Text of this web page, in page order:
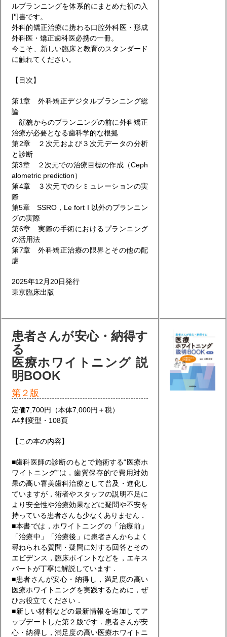
ルプランニングを体系的にまとめた初の入
門書です。
外科的矯正治療に携わる口腔外科医・形成
外科医・矯正歯科医必携の一冊。
今こそ、新しい臨床と教育のスタンダード
に触れてください。
【目次】
第1章 外科矯正デジタルプランニング総
論
顔貌からのプランニングの前に外科矯正
治療が必要となる歯科学的な根拠
第2章 ２次元および３次元データの分析
と診断
第3章 ２次元での治療目標の作成（Ceph
alometric prediction）
第4章 ３次元でのシミュレーションの実
際
第5章 SSRO，Le fort I 以外のプランニン
グの実際
第6章 実際の手術におけるプランニング
の活用法
第7章 外科矯正治療の限界とその他の配
慮
2025年12月20日発行
東京臨床出版
患者さんが安心・納得す
る
医療ホワイトニング 説
明BOOK
第２版
定価7,700円（本体7,000円＋税）
A4判変型・108頁
【この本の内容】
■歯科医師の診断のもとで施術する“医療ホ
ワイトニング”は，歯質保存的で費用対効
果の高い審美歯科治療として普及・進化し
ていますが，術者やスタッフの説明不足に
より安全性や治療効果などに疑問や不安を
持っている患者さんも少なくありません．
■本書では，ホワイトニングの「治療前」
「治療中」「治療後」に患者さんからよく
尋ねられる質問・疑問に対する回答とその
エビデンス，臨床ポイントなどを，エキス
パートが丁寧に解説しています．
■患者さんが安心・納得し，満足度の高い
医療ホワイトニングを実践するために，ぜ
ひお役立てください．
■新しい材料などの最新情報を追加してア
ップデートした第２版です．患者さんが安
心・納得し，満足度の高い医療ホワイトニ